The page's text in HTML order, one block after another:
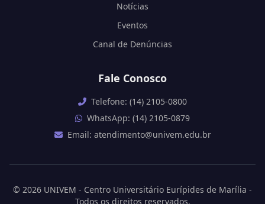
Notícias
Eventos
Canal de Denúncias
Fale Conosco
Telefone: (14) 2105-0800
WhatsApp: (14) 2105-0879
Email: atendimento@univem.edu.br
© 2026 UNIVEM - Centro Universitário Eurípides de Marília -
Todos os direitos reservados.